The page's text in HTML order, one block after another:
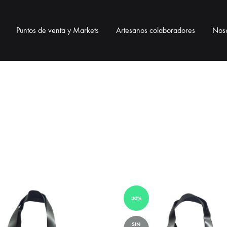
Llaveros
Puntos de venta y Markets Artesanos colaboradores
30%
SIN